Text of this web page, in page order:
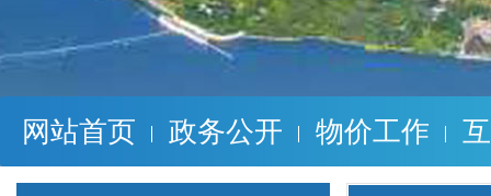
网站首页 政务公开 物价工作